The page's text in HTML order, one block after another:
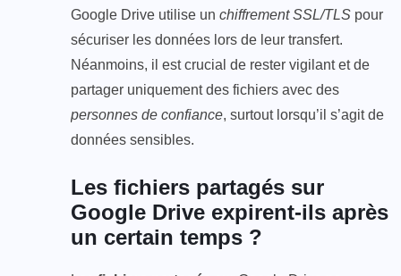
Google Drive utilise un chiffrement SSL/TLS pour
sécuriser les données lors de leur transfert.
Néanmoins, il est crucial de rester vigilant et de
partager uniquement des fichiers avec des
personnes de confiance, surtout lorsqu’il s’agit de
données sensibles.
Les fichiers partagés sur
Google Drive expirent-ils après
un certain temps ?